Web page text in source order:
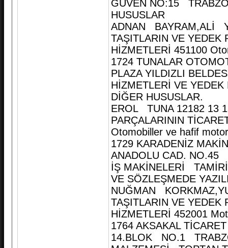
GÜVEN NO:15
HUSUSLAR
ADNAN BAYRAM,ALİ
TAŞITLARIN VE YEDEK
HİZMETLERİ 451100
1724 TUNALAR
PLAZA YILDIZLI
HİZMETLERİ VE
DİĞER HUSUSLAR.
EROL TUNA 12182 13
PARÇALARININ
Otomobiller ve hafif
1729 KARADENİZ
ANADOLU CAD. NO.45
İŞ MAKİNELERİ
VE SÖZLEŞMEDE
NUĞMAN
TAŞITLARIN VE YEDEK
HİZMETLERİ 452001
1764 AKSAKAL
14.BLOK NO.1